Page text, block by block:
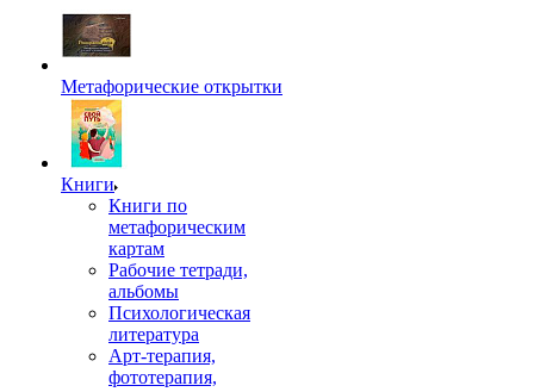
Метафорические открытки
Книги
Книги по
метафорическим
картам
Рабочие тетради,
альбомы
Психологическая
литература
Арт-терапия,
фототерапия,